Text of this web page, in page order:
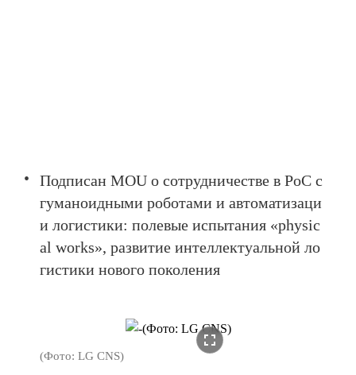
Подписан MOU о сотрудничестве в PoC с
гуманоидными роботами и автоматизаци
и логистики: полевые испытания «physic
al works», развитие интеллектуальной ло
гистики нового поколения
fullscreen
(Фото: LG CNS)